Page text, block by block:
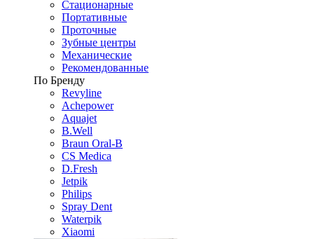
Стационарные
Портативные
Проточные
Зубные центры
Механические
Рекомендованные
По Бренду
Revyline
Achepower
Aquajet
B.Well
Braun Oral-B
CS Medica
D.Fresh
Jetpik
Philips
Spray Dent
Waterpik
Xiaomi